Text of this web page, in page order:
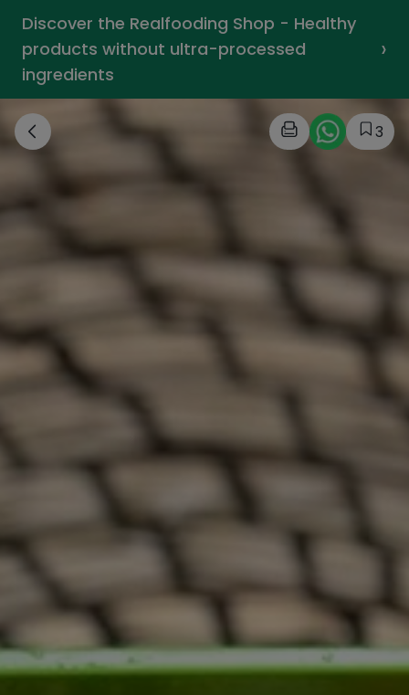
Discover the Realfooding Shop - Healthy
products without ultra-processed
ingredients
›
3